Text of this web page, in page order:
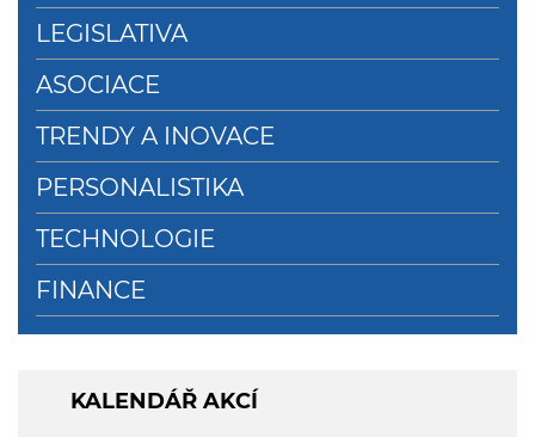
LEGISLATIVA
ASOCIACE
TRENDY A INOVACE
PERSONALISTIKA
TECHNOLOGIE
FINANCE
KALENDÁŘ AKCÍ